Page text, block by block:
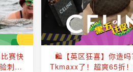
赛快
刺激
🛍️【英区狂喜】你造
Tkmaxx了！超爽65折